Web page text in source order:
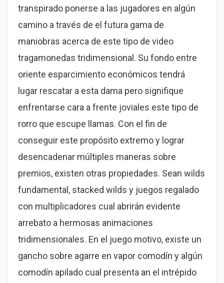
transpirado ponerse a las jugadores en algún
camino a través de el futura gama de
maniobras acerca de este tipo de video
tragamonedas tridimensional. Su fondo entre
oriente esparcimiento económicos tendrá
lugar rescatar a esta dama pero signifique
enfrentarse cara a frente joviales este tipo de
rorro que escupe llamas. Con el fin de
conseguir este propósito extremo y lograr
desencadenar múltiples maneras sobre
premios, existen otras propiedades. Sean wilds
fundamental, stacked wilds y juegos regalado
con multiplicadores cual abrirán evidente
arrebato a hermosas animaciones
tridimensionales. En el juego motivo, existe un
gancho sobre agarre en vapor comodín y algún
comodín apilado cual presenta an el intrépido